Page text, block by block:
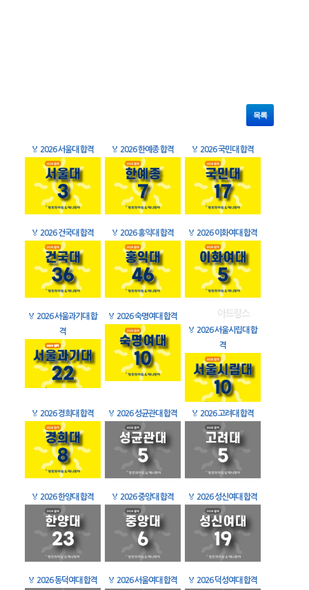
목록
🏅 2026 서울대 합격 🏅 2026 한예종 합격 🏅 2026 국민대 합격
🏅 2026 건국대 합격 🏅 2026 홍익대 합격 🏅 2026 이화여대 합격
🏅 2026 서울과기대 합
격
🏅 2026 숙명여대 합격
🏅 2026 서울시립대 합
격
🏅 2026 경희대 합격 🏅 2026 성균관대 합격 🏅 2026 고려대 합격
🏅 2026 한양대 합격 🏅 2026 중앙대 합격 🏅 2026 성신여대 합격
🏅 2026 동덕여대 합격 🏅 2026 서울여대 합격 🏅 2026 덕성여대 합격